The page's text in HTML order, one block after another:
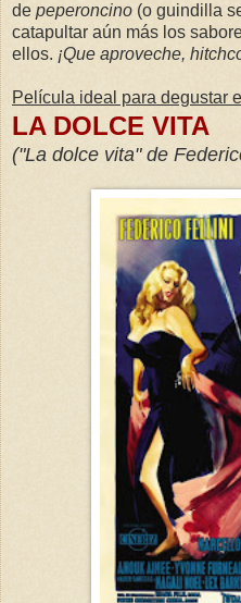
de peperoncino (o guindilla
catapultar aún más los
ellos. ¡Que aproveche,
Película ideal para degustar
LA DOLCE VITA
("La dolce vita" de